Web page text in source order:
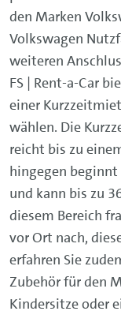
den Marken
Volkswagen
weiteren
FS | Rent-a-Car
einer
wählen. Die
reicht bis zu
hingegen
und kann bis zu
diesem Bereich
vor Ort nach,
erfahren Sie
Zubehör für den
Kindersitze oder